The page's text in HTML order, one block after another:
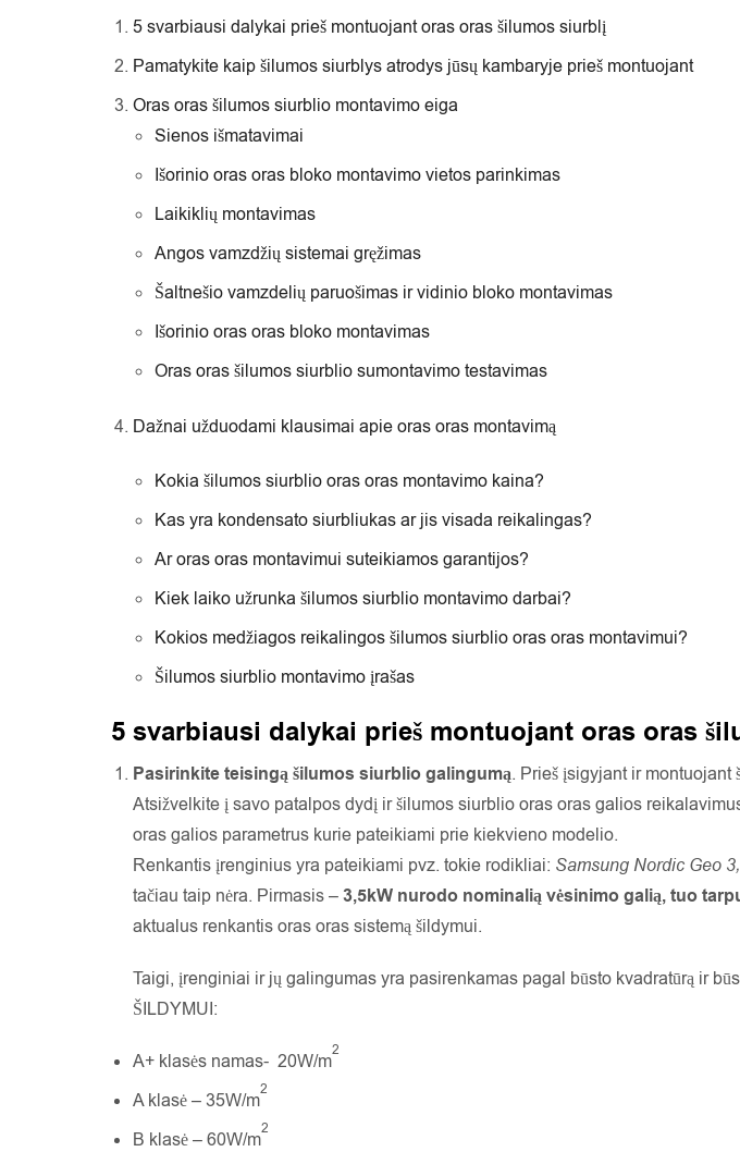
5 svarbiausi dalykai prieš montuojant oras oras šilumos siurblį
Pamatykite kaip šilumos siurblys atrodys jūsų kambaryje prieš montuojant
Oras oras šilumos siurblio montavimo eiga
Sienos išmatavimai
Išorinio oras oras bloko montavimo vietos parinkimas
Laikiklių montavimas
Angos vamzdžių sistemai gręžimas
Šaltnešio vamzdelių paruošimas ir vidinio bloko montavimas
Išorinio oras oras bloko montavimas
Oras oras šilumos siurblio sumontavimo testavimas
Dažnai užduodami klausimai apie oras oras montavimą
Kokia šilumos siurblio oras oras montavimo kaina?
Kas yra kondensato siurbliukas ar jis visada reikalingas?
Ar oras oras montavimui suteikiamos garantijos?
Kiek laiko užrunka šilumos siurblio montavimo darbai?
Kokios medžiagos reikalingos šilumos siurblio oras oras montavimui?
Šilumos siurblio montavimo įrašas
5 svarbiausi dalykai prieš montuojant oras oras
Pasirinkite teisingą šilumos siurblio galingumą. Prieš įsigyjant ir
Atsižvelkite į savo patalpos dydį ir šilumos siurblio oras oras galios
oras galios parametrus kurie pateikiami prie kiekvieno modelio.
Renkantis įrenginius yra pateikiami pvz. tokie rodikliai: Samsung Nordic Geo
tačiau taip nėra. Pirmasis –3,5kW nurodo nominalią vėsinimo galią, tuo
aktualus renkantis oras oras sistemą šildymui.
Taigi, įrenginiai ir jų galingumas yra pasirenkamas pagal būsto kvadratūrą ir
ŠILDYMUI:
A+ klasės namas- 20W/m2
A klasė – 35W/m2
B klasė – 60W/m2